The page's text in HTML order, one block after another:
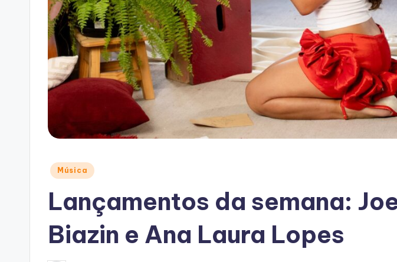
Posted
Música
Lançamentos da semana:
Biazin e Ana Laura Lopes